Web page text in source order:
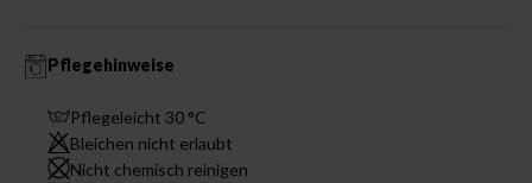
Pflegehinweise
Pflegeleicht 30 °C
Bleichen nicht erlaubt
Nicht chemisch reinigen